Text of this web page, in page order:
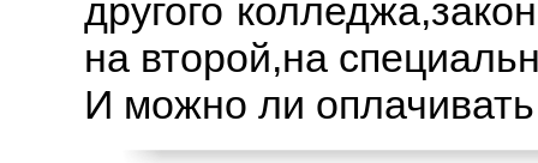
другого
на второй,на
И можно ли